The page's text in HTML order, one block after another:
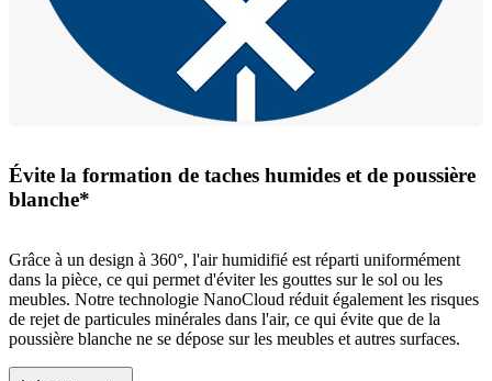
Évite la formation de taches humides et de poussière
blanche*
Grâce à un design à 360°, l'air humidifié est réparti uniformément
dans la pièce, ce qui permet d'éviter les gouttes sur le sol ou les
meubles. Notre technologie NanoCloud réduit également les risques
de rejet de particules minérales dans l'air, ce qui évite que de la
poussière blanche ne se dépose sur les meubles et autres surfaces.